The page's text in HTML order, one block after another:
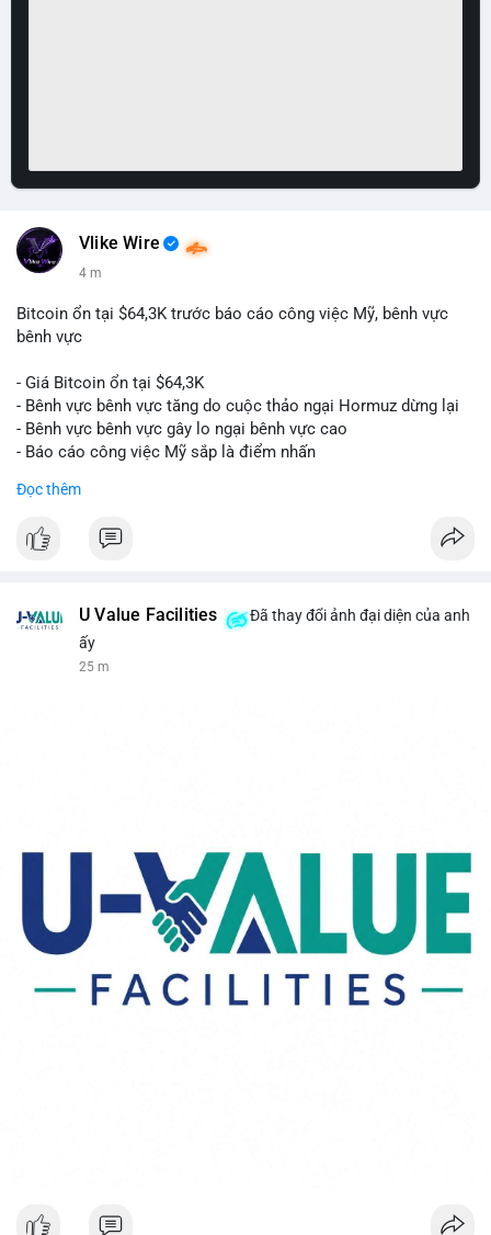
Vlike Wire
4 m
Bitcoin ổn tại $64,3K trước báo cáo công việc Mỹ, bênh vực
bênh vực
- Giá Bitcoin ổn tại $64,3K
- Bênh vực bênh vực tăng do cuộc thảo ngại Hormuz dừng lại
- Bênh vực bênh vực gây lo ngại bênh vực cao
- Báo cáo công việc Mỹ sắp là điểm nhấn
$btc#btc
#vlikevn #titanbot
Đọc thêm
U Value Facilities
Đã thay đổi ảnh đại diện của anh
ấy
25 m